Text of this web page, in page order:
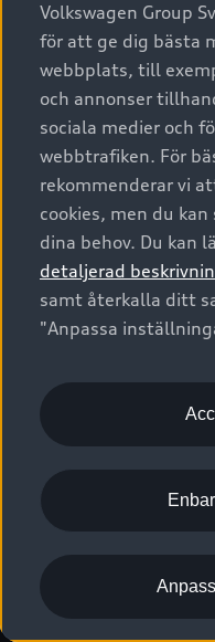
A6 modellerna
SUV
Avant
Audi Sport
Privatleasing
Nya bilar i lager
Begagnade bilar i lager
Audi approved :plus -
Finansiering
Audi exclusive
Provkörning
Service & tillbehör
Audi digital services
Originaltillbehör - köp
Garantier
Försäkring
Digitala manualer för
Audi Collection –
Vanliga frågor
2G/3G nätet stängs
Tjänstebil
Tjänstebil
Business lease online
Företagsleasing
Om Audi Sverige
Kontakta oss
Audi Återförsäljare/-
myAudi
Pressmeddelanden
Nyhetsbrev
Vårt hållbarhetsarbete
Lediga tjänster
Lediga tjänster hos
Kommentar till
© 2026 AUDI
Utgivare Juridiskt
Juridiskt Audi Digital
Anpassa inställningar
Visselblåsarkanaler
Volkswagen Group
för att ge dig bästa
webbplats, till
och annonser
sociala medier och
webbtrafiken. För
rekommenderar vi
cookies, men du
dina behov. Du kan
detaljerad
samt återkalla ditt
"Anpassa